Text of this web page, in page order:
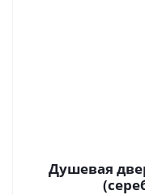
Душевая